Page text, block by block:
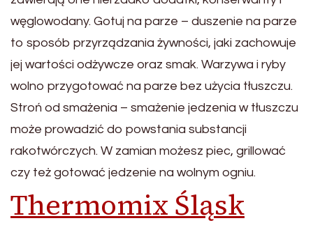
węglowodany. Gotuj na parze – duszenie na parze
to sposób przyrządzania żywności, jaki zachowuje
jej wartości odżywcze oraz smak. Warzywa i ryby
wolno przygotować na parze bez użycia tłuszczu.
Stroń od smażenia – smażenie jedzenia w tłuszczu
może prowadzić do powstania substancji
rakotwórczych. W zamian możesz piec, grillować
czy też gotować jedzenie na wolnym ogniu.
Thermomix Śląsk